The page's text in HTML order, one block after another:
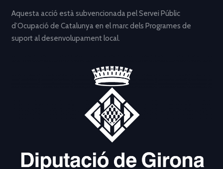
Aquesta acció està subvencionada pel Servei Públic
d’Ocupació de Catalunya en el marc dels Programes de
suport al desenvolupament local.